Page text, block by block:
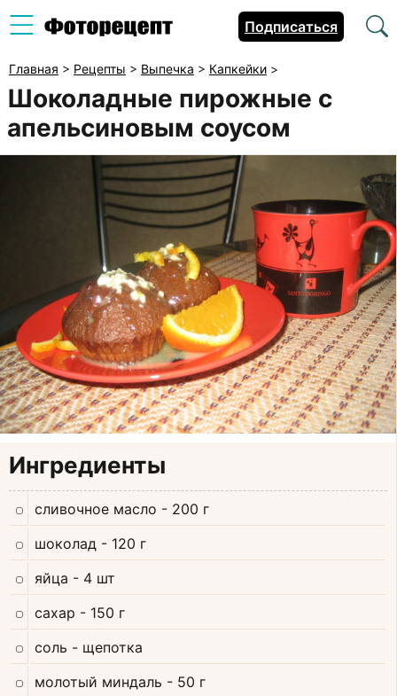
Подписаться
Главная > Рецепты > Выпечка > Капкейки >
Шоколадные пирожные с
апельсиновым соусом
Ингредиенты
сливочное масло - 200 г
шоколад - 120 г
яйца - 4 шт
сахар - 150 г
соль - щепотка
молотый миндаль - 50 г